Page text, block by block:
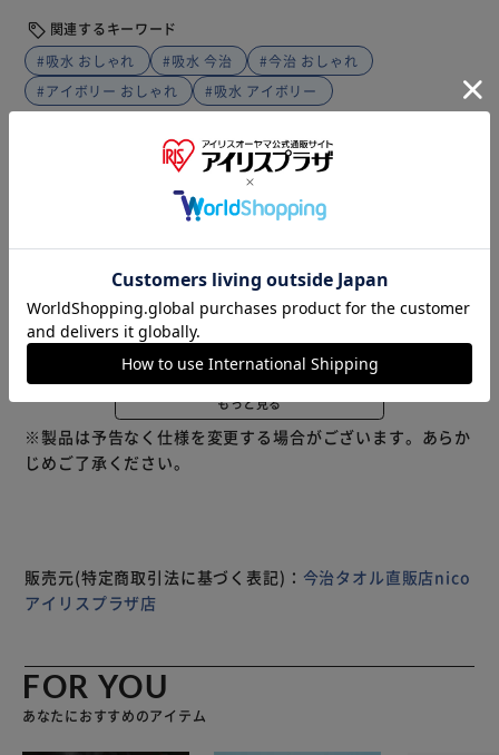
関連するキーワード
#吸水 おしゃれ
#吸水 今治
#今治 おしゃれ
#アイボリー おしゃれ
#吸水 アイボリー
仕様・サイズ
絹のような上質で艶感ある糸を使用。 大切な私にこそ、毎
をテーマに自社工場より最高品質の贅沢な今治タオルをお届
けします。 ※基本的にタオルは圧縮して発送させていただ
きます。枚数が多いなど、当店判断にて非圧縮にて発送させ
ていただく事がございます。まとめて圧縮している場合があ
るため、商品到着後にご開封いただき、商品や数量に誤りが
もっと見る
※製品は予告なく仕様を変更する場合がございます。あらか
じめご了承ください。
販売元(特定商取引法に基づく表記)： 今治タオル直販店nico
アイリスプラザ店
FOR YOU
あなたにおすすめのアイテム